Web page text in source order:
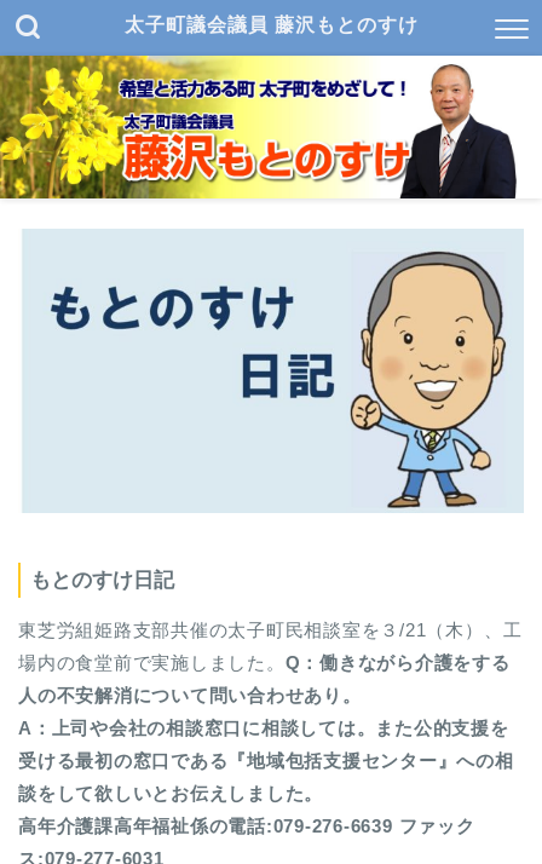
太子町議会議員 藤沢もとのすけ
もとのすけ日記
東芝労組姫路支部共催の太子町民相談室を３/21（木）、工
場内の食堂前で実施しました。 Q ：働きながら介護をする
人の不安解消について問い合わせあり。
A ：上司や会社の相談窓口に相談しては。また公的支援を
受ける最初の窓口である『地域包括支援センター』への相
談をして欲しいとお伝えしました。
高年介護課高年福祉係の電話:079-276-6639 ファック
ス:079-277-6031